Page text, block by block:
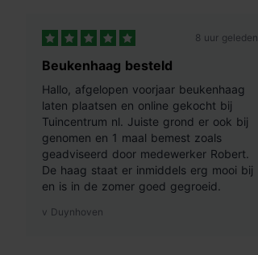
8 uur geleden
Beukenhaag besteld
Hallo, afgelopen voorjaar beukenhaag
laten plaatsen en online gekocht bij
Tuincentrum nl. Juiste grond er ook bij
genomen en 1 maal bemest zoals
geadviseerd door medewerker Robert.
De haag staat er inmiddels erg mooi bij
en is in de zomer goed gegroeid.
v Duynhoven